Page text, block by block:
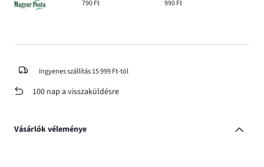
790 Ft 990 Ft
Ingyenes szállítás 15 999 Ft-tól
100 nap a visszaküldésre
Vásárlók véleménye